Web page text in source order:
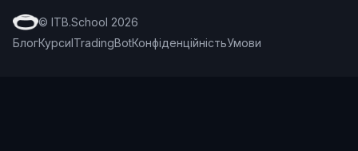
© ITB.School 2026
БлогКурсиITradingBotКонфіденційністьУмови